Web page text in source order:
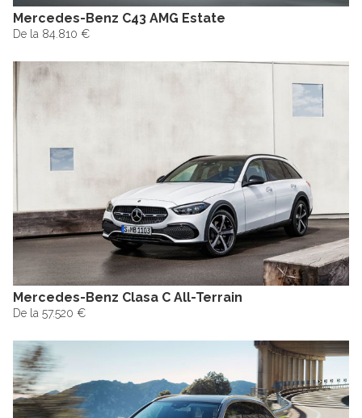
Mercedes-Benz C43 AMG Estate
De la 84.810 €
Mercedes-Benz Clasa C All-Terrain
De la 57.520 €